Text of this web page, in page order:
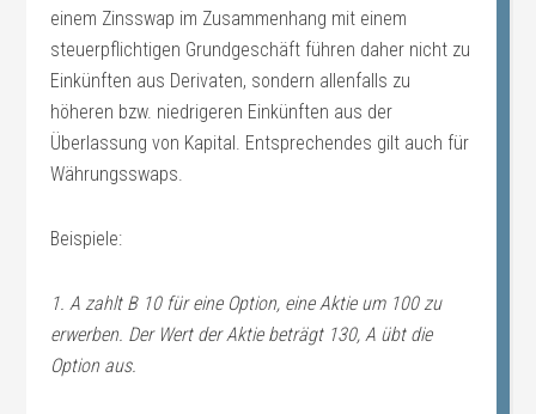
einem Zinsswap im Zusammenhang mit einem
steuerpflichtigen Grundgeschäft führen daher nicht zu
Einkünften aus Derivaten, sondern allenfalls zu
höheren bzw. niedrigeren Einkünften aus der
Überlassung von Kapital. Entsprechendes gilt auch für
Währungsswaps.
Beispiele:
1. A zahlt B 10 für eine Option, eine Aktie um 100 zu
erwerben. Der Wert der Aktie beträgt 130, A übt die
Option aus.